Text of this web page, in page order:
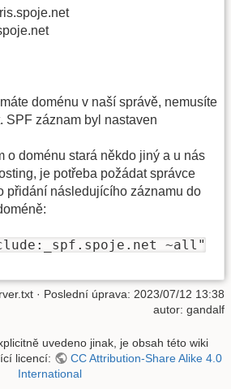
doménu v naší správě, nemusíte
SPF záznam byl nastaven
o doménu stará někdo jiný a u nás
je potřeba požádat správce
přidání následujícího záznamu do
~all"
· Poslední úprava: 2023/07/12 13:38
autor: gandalf
uvedeno jinak, je obsah této wiki
licencí:
CC Attribution-Share Alike 4.0
International